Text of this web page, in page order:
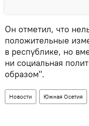
Он отметил, что
положительные
в республике, но
ни социальная
образом".
Новости Южная Осетия